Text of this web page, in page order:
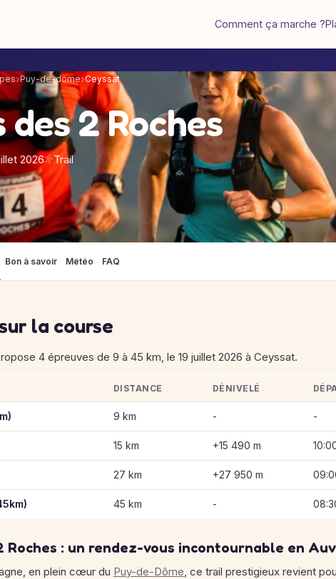
Comment ça marche ?
Puy-de-dome Ceyssat
des 2 Roches
2026 Trail
Bon à savoir Météo FAQ
la course
4 épreuves de 9 à 45 km, le 19 juillet 2026 à Ceyssat.
de Foulées des 2 Roches
DISTANCE DÉNIVELÉ
9 km - -
15 km +15 490 m
27 km +27 950 m
45 km -
Roches : un rendez-vous incontournable en
en plein cœur du Puy-de-Dôme, ce trail prestigieux revient